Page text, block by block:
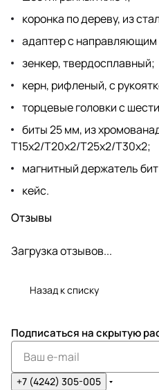
коронка по дереву, из
адаптер с направляющим
зенкер, твердосплавный;
керн, рифленый, с
торцевые головки с
биты 25 мм, из
T15x2/T20x2/T25x2/T30x2;
магнитный держатель
кейс.
Отзывы
Загрузка отзывов...
Назад к списку
Подписаться на скрытую
+7 (4242) 305-005